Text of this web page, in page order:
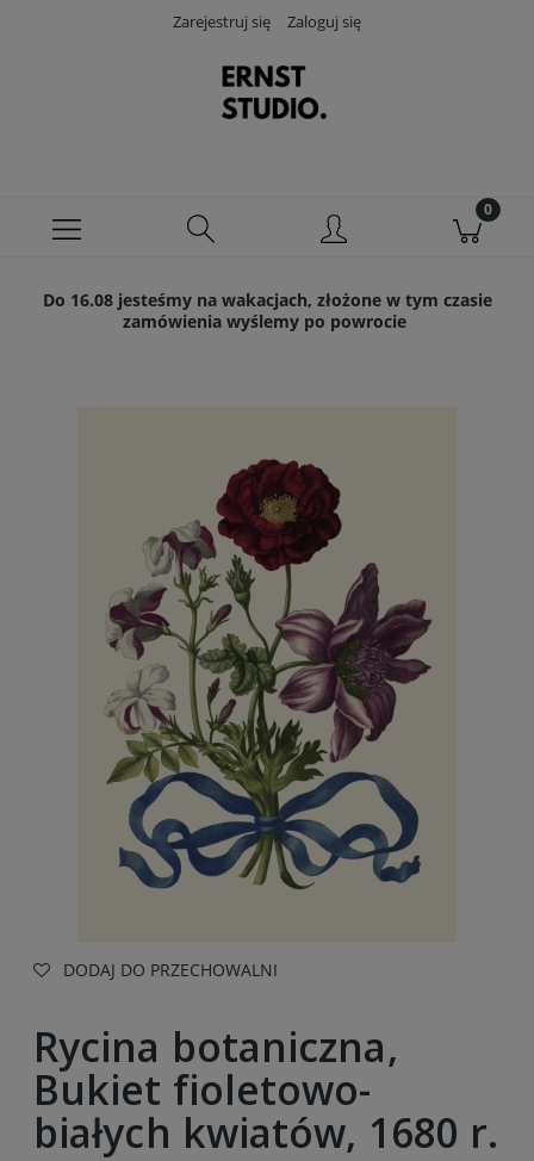
Zarejestruj się Zaloguj się
Do 16.08 jesteśmy na wakacjach, złożone w tym czasie
zamówienia wyślemy po powrocie
DODAJ DO PRZECHOWALNI
Rycina botaniczna,
Bukiet fioletowo-
białych kwiatów, 1680 r.